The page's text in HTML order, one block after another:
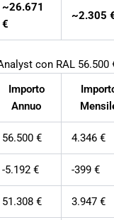
~26.671
€
~2.305
con RAL 56.500
Importo
Annuo
56.500 € 4.346 €
-5.192 € -399 €
51.308 € 3.947 €